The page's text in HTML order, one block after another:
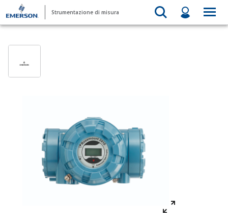
Strumentazione di misura